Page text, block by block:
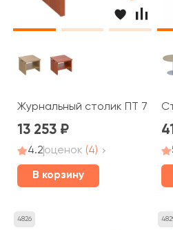
Журнальный столик ПТ 785
13 253
4.2оценок (4)
В корзину
4826